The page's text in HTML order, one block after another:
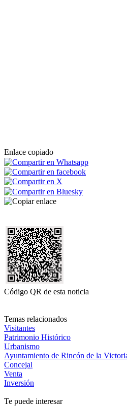
Enlace copiado
Código QR de esta noticia
Temas relacionados
Visitantes
Patrimonio Histórico
Urbanismo
Ayuntamiento de Rincón de la
Concejal
Venta
Inversión
Te puede interesar